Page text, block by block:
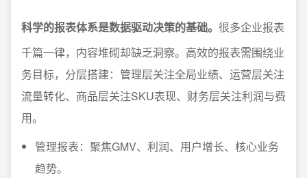
科学的报表体系是数据驱动决策的基础。 很多企业报表
千篇一律，内容堆砌却缺乏洞察。高效的报表需围绕业
务目标，分层搭建：管理层关注全局业绩、运营层关注
流量转化、商品层关注SKU表现、财务层关注利润与费
用。
管理报表：聚焦GMV、利润、用户增长、核心业务
趋势。